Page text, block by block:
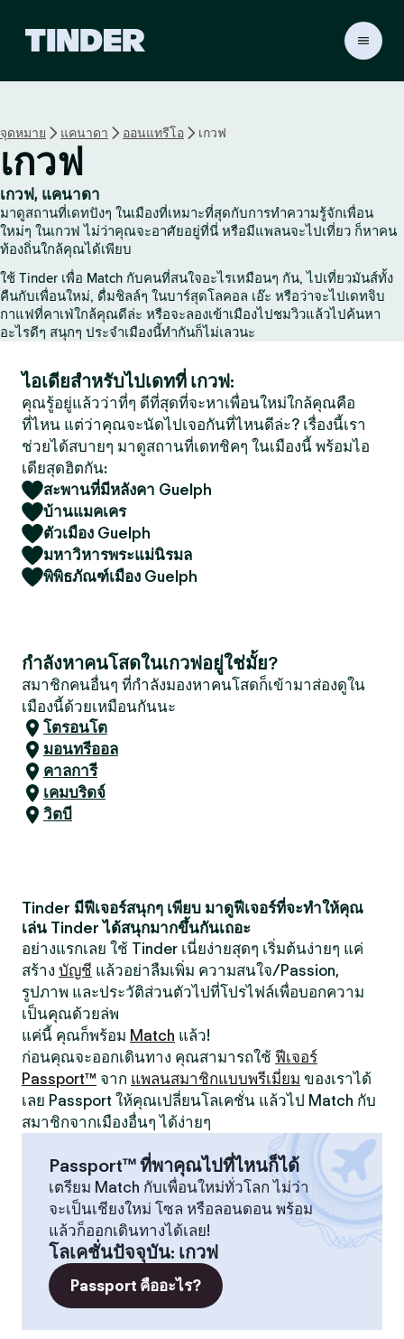
ก
d
e
จุดหมาย แคนาดา ออนแทรีโอ เกวฟ
เกวฟ
เกวฟ, แคนาดา
มาดูสถานที่เดทปังๆ ในเมืองที่เหมาะที่สุดกับการทำความรู้จักเพื่อน
ใหม่ๆ ในเกวฟ ไม่ว่าคุณจะอาศัยอยู่ที่นี่ หรือมีแพลนจะไปเที่ยว ก็หาคน
ท้องถิ่นใกล้คุณได้เพียบ
ใช้ Tinder เพื่อ Match กับคนที่สนใจอะไรเหมือนๆ กัน, ไปเที่ยวมันส์ทั้ง
คืนกับเพื่อนใหม่, ดื่มชิลล์ๆ ในบาร์สุดโลคอล เอ๊ะ หรือว่าจะไปเดทจิบ
กาแฟที่คาเฟ่ใกล้คุณดีล่ะ หรือจะลองเข้าเมืองไปชมวิวแล้วไปค้นหา
อะไรดีๆ สนุกๆ ประจำเมืองนี้ทำกันก็ไม่เลวนะ
ไอเดียสำหรับไปเดทที่ เกวฟ:
คุณรู้อยู่แล้วว่าที่ๆ ดีที่สุดที่จะหาเพื่อนใหม่ใกล้คุณคือ
ที่ไหน แต่ว่าคุณจะนัดไปเจอกันที่ไหนดีล่ะ? เรื่องนี้เรา
ช่วยได้สบายๆ มาดูสถานที่เดทชิคๆ ในเมืองนี้ พร้อมไอ
เดียสุดฮิตกัน:
สะพานที่มีหลังคา Guelph
บ้านแมคเคร
ตัวเมือง Guelph
มหาวิหารพระแม่นิรมล
พิพิธภัณฑ์เมือง Guelph
กำลังหาคนโสดในเกวฟอยู่ใช่มั้ย?
สมาชิกคนอื่นๆ ที่กำลังมองหาคนโสดก็เข้ามาส่องดูใน
เมืองนี้ด้วยเหมือนกันนะ
โตรอนโต
มอนทรีออล
คาลการี
เคมบริดจ์
วิตบี
Tinder มีฟีเจอร์สนุกๆ เพียบ มาดูฟีเจอร์ที่จะทำให้คุณ
เล่น Tinder ได้สนุกมากขึ้นกันเถอะ
อย่างแรกเลย ใช้ Tinder เนี่ยง่ายสุดๆ เริ่มต้นง่ายๆ แค่
สร้าง บัญชี แล้วอย่าลืมเพิ่ม ความสนใจ/Passion,
รูปภาพ และประวัติส่วนตัวไปที่โปรไฟล์เพื่อบอกความ
เป็นคุณด้วยล่พ
แค่นี้ คุณก็พร้อม Match แล้ว!
ก่อนคุณจะออกเดินทาง คุณสามารถใช้ ฟีเจอร์
Passport™ จาก แพลนสมาชิกแบบพรีเมี่ยม ของเราได้
เลย Passport ให้คุณเปลี่ยนโลเคชั่น แล้วไป Match กับ
สมาชิกจากเมืองอื่นๆ ได้ง่ายๆ
Passport™ ที่พาคุณไปที่ไหนก็ได้
เตรียม Match กับเพื่อนใหม่ทั่วโลก ไม่ว่า
จะเป็นเชียงใหม่ โซล หรือลอนดอน พร้อม
แล้วก็ออกเดินทางได้เลย!
โลเคชั่นปัจจุบัน: เกวฟ
Passport คืออะไร?